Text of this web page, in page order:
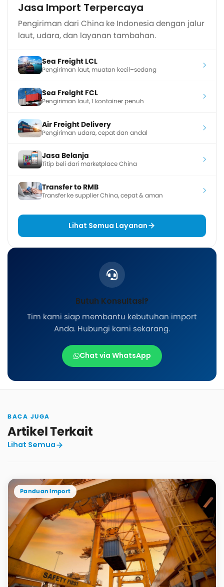
Jasa Import Terpercaya
Pengiriman dari China ke Indonesia dengan jalur
laut, udara, dan layanan tambahan.
Sea Freight LCL
Pengiriman laut, muatan kecil–sedang
Sea Freight FCL
Pengiriman laut, 1 kontainer penuh
Air Freight Delivery
Pengiriman udara, cepat dan andal
Jasa Belanja
Titip beli dari marketplace China
Transfer to RMB
Transfer ke supplier China, cepat & aman
Lihat Semua Layanan
Butuh Konsultasi?
Tim kami siap membantu kebutuhan import
Anda. Hubungi kami sekarang.
Chat via WhatsApp
BACA JUGA
Artikel Terkait
Lihat Semua
Panduan Import